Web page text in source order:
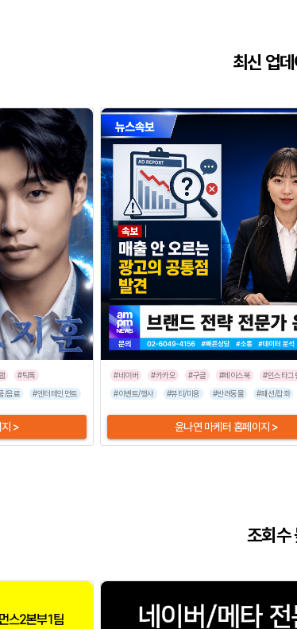
최신 업
#틱톡
/음료 #엔터테인먼트 #유통/쇼핑몰 #인쇄/출판 #프랜차이즈 #음식점
지 >
#네이버 #카카오 #구글 #페이스북
#인스타그
#이벤트/행사
#뷰티/미용 #반려동물 #패션/잡화
윤나연 마케터 홈페이지 >
조회수